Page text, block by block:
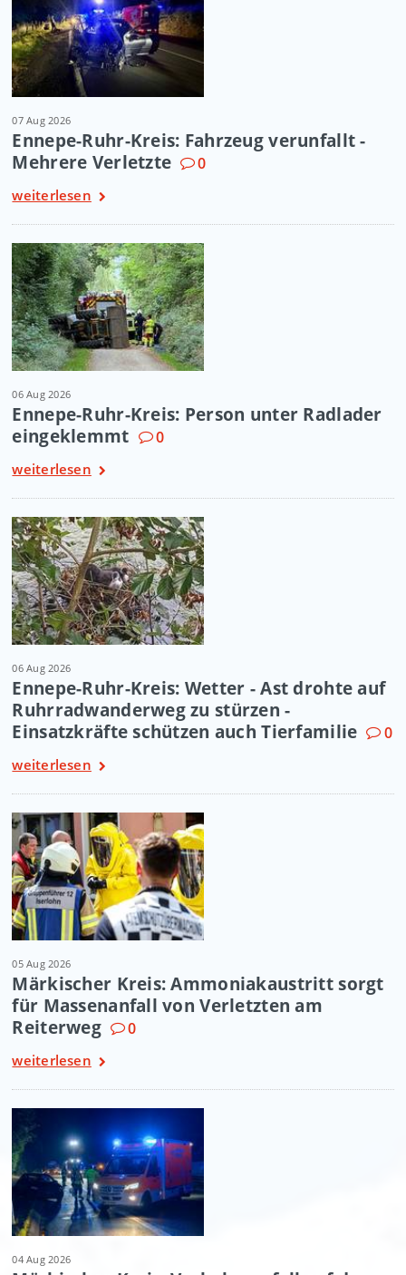
07 Aug 2026
Ennepe-Ruhr-Kreis: Fahrzeug verunfallt -
Mehrere Verletzte
0
weiterlesen
06 Aug 2026
Ennepe-Ruhr-Kreis: Person unter Radlader
eingeklemmt
0
weiterlesen
06 Aug 2026
Ennepe-Ruhr-Kreis: Wetter - Ast drohte auf
Ruhrradwanderweg zu stürzen -
Einsatzkräfte schützen auch Tierfamilie
0
weiterlesen
05 Aug 2026
Märkischer Kreis: Ammoniakaustritt sorgt
für Massenanfall von Verletzten am
Reiterweg
0
weiterlesen
04 Aug 2026